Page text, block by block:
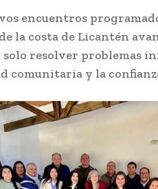
encuentros
la costa de Licantén
solo resolver problemas
comunitaria y la